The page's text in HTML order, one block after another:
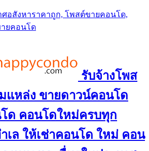
ศอสังหาราคาถูก, โพสต์ขายคอนโด,
ยคอนโด
รับจ้างโพส
แหล่ง ขายดาวน์คอนโด
ด คอนโดใหม่ครบทุก
เล ให้เช่าคอนโด ใหม่ คอน